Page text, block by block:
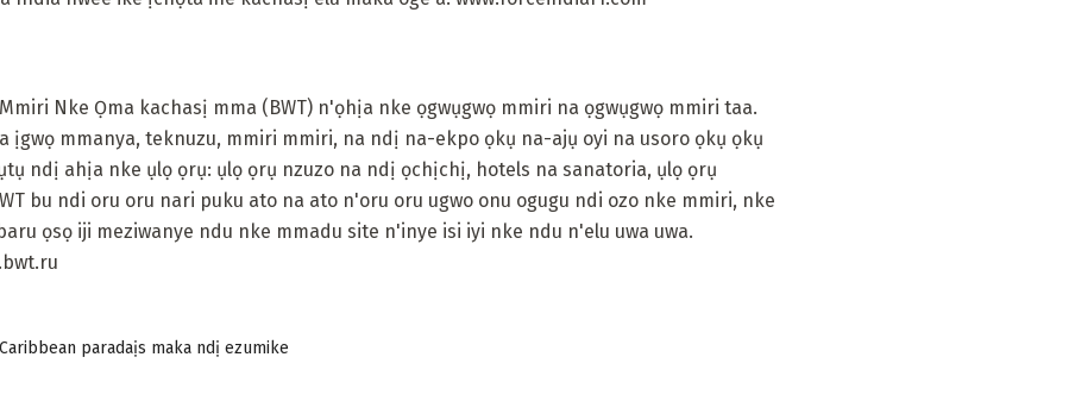
Nke Ọma kachasị mma (BWT) n'ọhịa nke ọgwụgwọ mmiri na ọgwụgwọ mmiri taa.
ịgwọ mmanya, teknuzu, mmiri mmiri, na ndị na-ekpo ọkụ na-ajụ oyi na usoro ọkụ ọkụ
ndị ahịa nke ụlọ ọrụ: ụlọ ọrụ nzuzo na ndị ọchịchị, hotels na sanatoria, ụlọ ọrụ
bu ndi oru oru nari puku ato na ato n'oru oru ugwo onu ogugu ndi ozo nke mmiri, nke
ọsọ iji meziwanye ndu nke mmadu site n'inye isi iyi nke ndu n'elu uwa uwa.
paradaịs maka ndị ezumike